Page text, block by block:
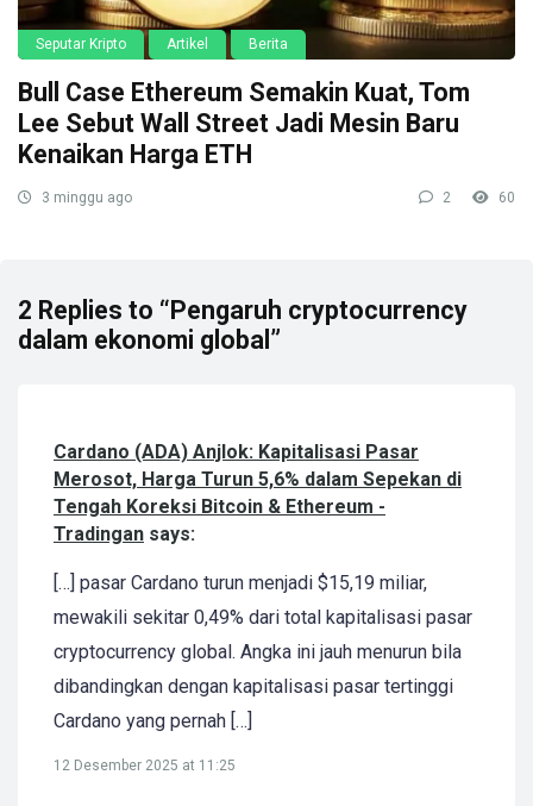
Seputar Kripto Artikel Berita
Bull Case Ethereum Semakin Kuat, Tom
Lee Sebut Wall Street Jadi Mesin Baru
Kenaikan Harga ETH
3 minggu ago 2 60
2 Replies to “Pengaruh cryptocurrency
dalam ekonomi global”
Cardano (ADA) Anjlok: Kapitalisasi Pasar
Merosot, Harga Turun 5,6% dalam Sepekan di
Tengah Koreksi Bitcoin & Ethereum -
Tradingan says:
[…] pasar Cardano turun menjadi $15,19 miliar,
mewakili sekitar 0,49% dari total kapitalisasi pasar
cryptocurrency global. Angka ini jauh menurun bila
dibandingkan dengan kapitalisasi pasar tertinggi
Cardano yang pernah […]
12 Desember 2025 at 11:25